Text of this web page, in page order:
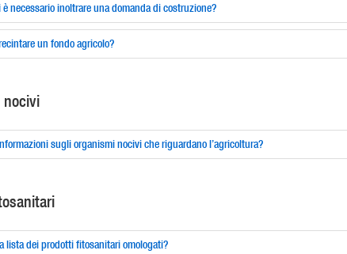
necessario inoltrare una domanda di costruzione?
un fondo agricolo?
nocivi
sugli organismi nocivi che riguardano l’agricoltura?
lista dei prodotti fitosanitari omologati?